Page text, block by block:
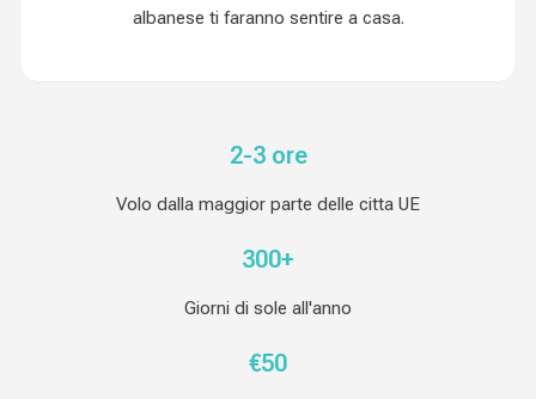
albanese ti faranno sentire a casa.
2-3 ore
Volo dalla maggior parte delle citta UE
300+
Giorni di sole all'anno
€50